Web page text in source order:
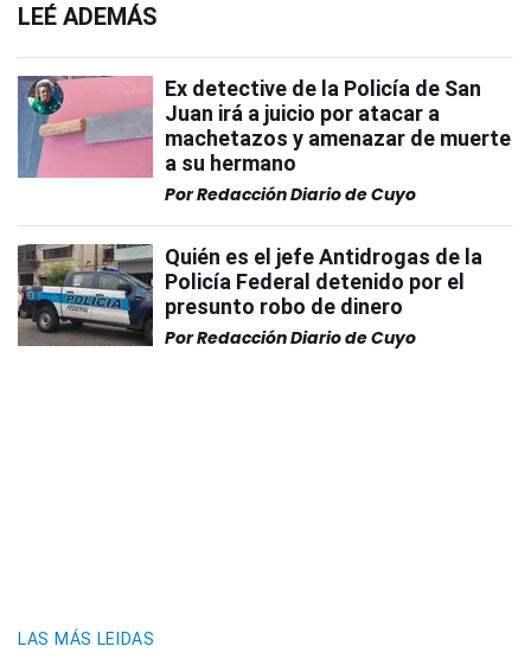
LEÉ ADEMÁS
Ex detective de la Policía de San
Juan irá a juicio por atacar a
machetazos y amenazar de muerte
a su hermano
PorRedacción Diario de Cuyo
Quién es el jefe Antidrogas de la
Policía Federal detenido por el
presunto robo de dinero
PorRedacción Diario de Cuyo
LAS MÁS LEIDAS